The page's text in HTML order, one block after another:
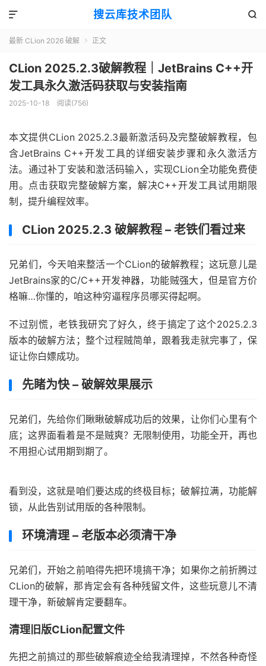
搜云库技术团队 

最新 CLion 2026 破解  正文
CLion 2025.2.3破解教程｜JetBrains C++开
发工具永久激活码获取与安装指南
2025-10-18 阅读(756)
本文提供CLion 2025.2.3最新激活码及完整破解教程，包
含JetBrains C++开发工具的详细安装步骤和永久激活方
法。通过补丁安装和激活码输入，实现CLion全功能免费使
用。点击获取完整破解方案，解决C++开发工具试用期限
制，提升编程效率。
CLion 2025.2.3 破解教程 – 老铁们看过来
兄弟们，今天咱来整活一个CLion的破解教程；这玩意儿是
JetBrains家的C/C++开发神器，功能贼强大，但是官方价
格嘛…你懂的，咱这种穷逼程序员哪买得起啊。
不过别慌，老铁我研究了好久，终于搞定了这个2025.2.3
版本的破解方法；整个过程贼简单，跟着我走就完事了，保
证让你白嫖成功。
先睹为快 – 破解效果展示
兄弟们，先给你们瞅瞅破解成功后的效果，让你们心里有个
底；这界面看着是不是贼爽？无限制使用，功能全开，再也
不用担心试用期到期了。
看到没，这就是咱们要达成的终极目标；破解拉满，功能解
锁，从此告别试用版的各种限制。
环境清理 – 老版本必须清干净
兄弟们，开始之前咱得先把环境搞干净；如果你之前折腾过
CLion的破解，那肯定会有各种残留文件，这些玩意儿不清
理干净，新破解肯定要翻车。
清理旧版CLion配置文件
先把之前搞过的那些破解痕迹全给我清理掉，不然各种奇怪